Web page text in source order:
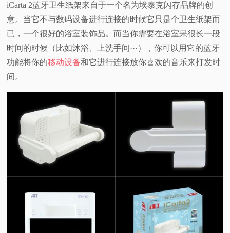
iCarta 2蓝牙卫生纸架来自于一个名为埃泰克闪存品牌的创
意。当它不与数码设备进行连接的时候它只是个卫生纸架而
已，一个很好的浴室装饰品。而当你需要在浴室呆很长一段
时间的时候（比如沐浴、上洗手间···），你可以用它的蓝牙
功能将你的移动设备和它进行连接放你喜欢的音乐来打发时
间。